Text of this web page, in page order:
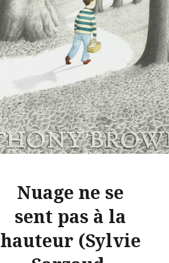
Nuage ne se
sent pas à la
hauteur (Sylvie